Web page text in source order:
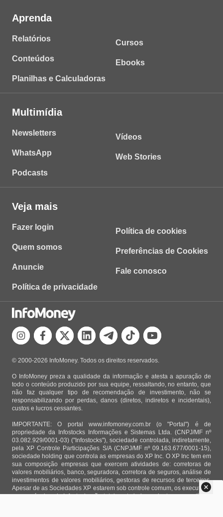
Aprenda
Relatórios
Conteúdos
Planilhas e Calculadoras
Cursos
Ebooks
Multimídia
Newsletters
WhatsApp
Podcasts
Vídeos
Web Stories
Veja mais
Fazer login
Quem somos
Anuncie
Política de privacidade
Política de cookies
Preferências de Cookies
Fale conosco
© 2000-2026 InfoMoney. Todos os direitos reservados.
O InfoMoney preza a qualidade da informação e atesta a apuração de
todo o conteúdo produzido por sua equipe, ressaltando, no entanto, que
não faz qualquer tipo de recomendação de investimento, não se
responsabilizando por perdas, danos (diretos, indiretos e incidentais),
custos e lucros cessantes.
IMPORTANTE: O portal www.infomoney.com.br (o "Portal") é de
propriedade da Infostocks Informações e Sistemas Ltda. (CNPJ/MF nº
03.082.929/0001-03) ("Infostocks"), sociedade controlada, indiretamente,
pela XP Controle Participações S/A (CNPJ/MF nº 09.163.677/0001-15),
sociedade holding que controla as empresas do XP Inc. O XP Inc tem em
sua composição empresas que exercem atividades de: corretoras de
valores mobiliários, banco, seguradora, corretora de seguros, análise de
investimentos de valores mobiliários, gestoras de recursos de terceiros.
Apesar de as Sociedades XP estarem sob controle comum, os executivos
responsáveis pela Infostocks são totalmente independentes e as notícias,